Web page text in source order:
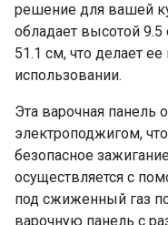
решение для вашей
обладает высотой
51.1 см, что делает
использовании.
Эта варочная панель
электроподжигом,
безопасное
осуществляется с
под сжиженный газ
варочную панель с